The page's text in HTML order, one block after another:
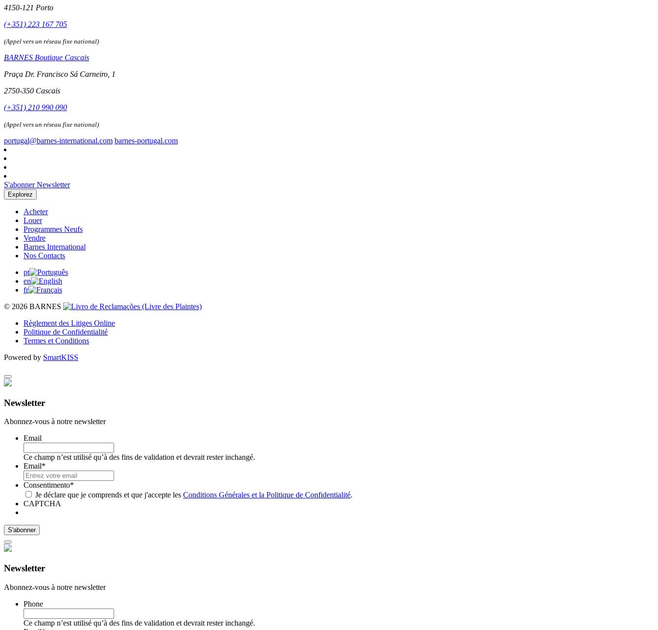
4150-121 Porto
(+351) 223 167 705
(Appel vers un réseau fixe national)
BARNES Boutique Cascais
Praça Dr. Francisco Sá Carneiro, 1
2750-350 Cascais
(+351) 210 990 090
(Appel vers un réseau fixe national)
portugal@barnes-international.com barnes-portugal.com
S'abonner Newsletter
Explorez
Acheter
Louer
Programmes Neufs
Vendre
Barnes International
Nos Contacts
pt
en
fr
© 2026 BARNES
Règlement des Litiges Online
Politique de Confidentialité
Termes et Conditions
Powered by SmartKISS
Newsletter
Abonnez-vous à notre newsletter
Email
Ce champ n’est utilisé qu’à des fins de validation et devrait rester inchangé.
Email*
Consentimento*
Je déclare que je comprends et que j'accepte les Conditions Générales et la Politique de Confidentialité.
CAPTCHA
Newsletter
Abonnez-vous à notre newsletter
Phone
Ce champ n’est utilisé qu’à des fins de validation et devrait rester inchangé.